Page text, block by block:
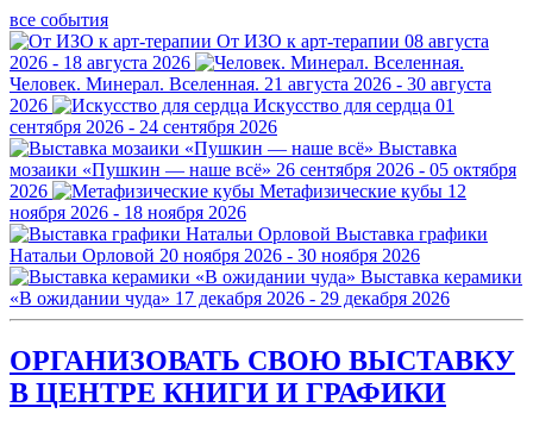
все события
От ИЗО к арт-терапии 08 августа
2026 - 18 августа 2026
Человек. Минерал. Вселенная. 21 августа 2026 - 30 августа
2026
Искусство для сердца 01
сентября 2026 - 24 сентября 2026
Выставка
мозаики «Пушкин — наше всё» 26 сентября 2026 - 05 октября
2026
Метафизические кубы 12
ноября 2026 - 18 ноября 2026
Выставка графики
Натальи Орловой 20 ноября 2026 - 30 ноября 2026
Выставка керамики
«В ожидании чуда» 17 декабря 2026 - 29 декабря 2026
ОРГАНИЗОВАТЬ СВОЮ ВЫСТАВКУ
В ЦЕНТРЕ КНИГИ И ГРАФИКИ